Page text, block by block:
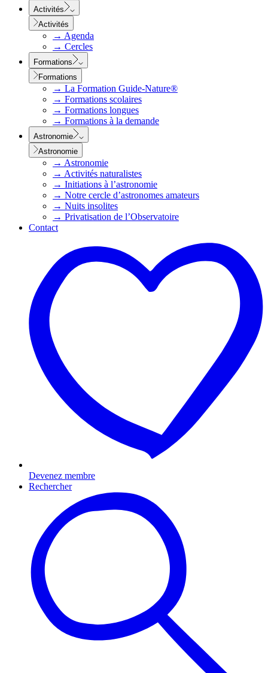
Activités
Activités
→ Agenda
→ Cercles
Formations
Formations
→ La Formation Guide-Nature®
→ Formations scolaires
→ Formations longues
→ Formations à la demande
Astronomie
Astronomie
→ Astronomie
→ Activités naturalistes
→ Initiations à l’astronomie
→ Notre cercle d’astronomes amateurs
→ Nuits insolites
→ Privatisation de l’Observatoire
Contact
Devenez membre
Rechercher